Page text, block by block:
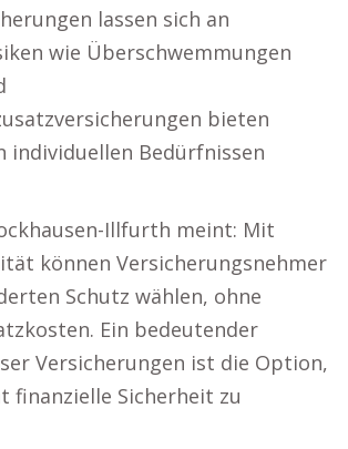
lassen sich an
wie Überschwemmungen
bieten
individuellen Bedürfnissen
Illfurth meint: Mit
können Versicherungsnehmer
Schutz wählen, ohne
Ein bedeutender
Versicherungen ist die Option,
finanzielle Sicherheit zu